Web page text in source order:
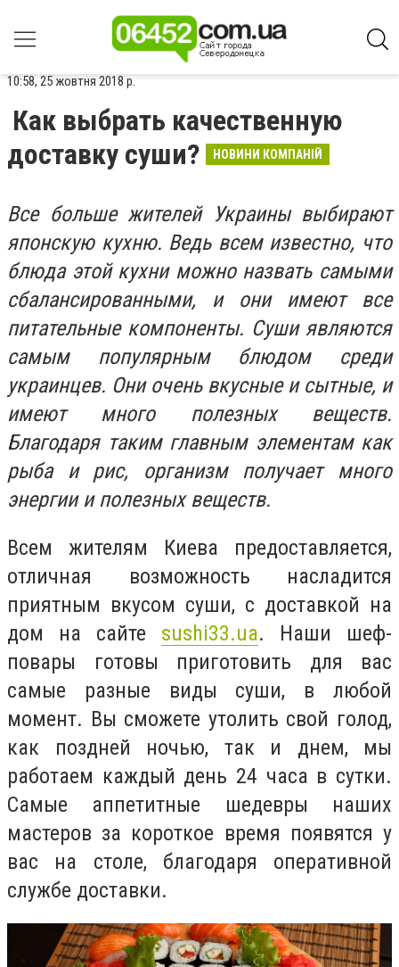
10:58, 25 жовтня 2018 р.
Как выбрать качественную
доставку суши?
НОВИНИ КОМПАНІЙ
Все больше жителей Украины выбирают
японскую кухню. Ведь всем известно, что
блюда этой кухни можно назвать самыми
сбалансированными, и они имеют все
питательные компоненты. Суши являются
самым популярным блюдом среди
украинцев. Они очень вкусные и сытные, и
имеют много полезных веществ.
Благодаря таким главным элементам как
рыба и рис, организм получает много
энергии и полезных веществ.
Всем жителям Киева предоставляется,
отличная возможность насладится
приятным вкусом суши, с доставкой на
дом на сайте sushi33.ua. Наши шеф-
повары готовы приготовить для вас
самые разные виды суши, в любой
момент. Вы сможете утолить свой голод,
как поздней ночью, так и днем, мы
работаем каждый день 24 часа в сутки.
Самые аппетитные шедевры наших
мастеров за короткое время появятся у
вас на столе, благодаря оперативной
службе доставки.